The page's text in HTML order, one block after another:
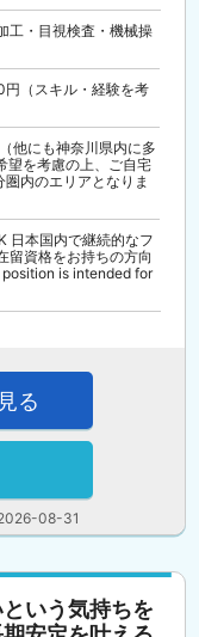
工・目視検査・機械操
（スキル・経験を考
他にも神奈川県内に多
望を考慮の上、ご自宅
内のエリアとなりま
日本国内で継続的なフ
留資格をお持ちの方向
position is intended for
08-31
る
いう気持ちを